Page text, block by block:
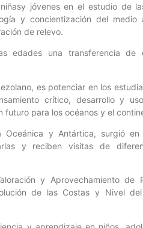
jóvenes en el estudio de
y concientización del
de relevo.
edades una transferencia de
es potenciar en los
crítico, desarrollo y
para los océanos y el
y Antártica, surgió
y reciben visitas de
y Aprovechamiento de
de las Costas y Nivel